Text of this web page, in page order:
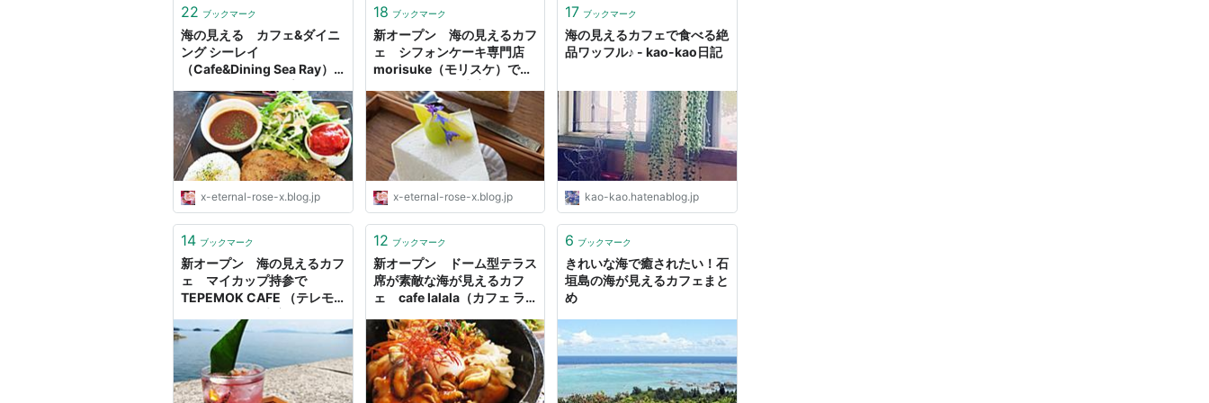
22 ブックマーク
海の見える カフェ&ダイニ
ング シーレイ
（Cafe&Dining Sea Ray）
22 : Eternal Rose （エター
ナルローズ）
x-eternal-rose-x.blog.jp
18 ブックマーク
新オープン 海の見えるカフ
ェ シフォンケーキ専門店
morisuke（モリスケ）で、
ク : Eternal Rose （エター
ナルローズ）
x-eternal-rose-x.blog.jp
17 ブックマーク
海の見えるカフェで食べる絶
品ワッフル♪ - kao-kao日記
kao-kao.hatenablog.jp
14 ブックマーク
新オープン 海の見えるカフ
ェ マイカップ持参で
TEPEMOK CAFE （テレモ
ク : Eternal Rose （エタ
ーナルローズ）
12 ブックマーク
新オープン ドーム型テラス
席が素敵な海が見えるカフ
ェ cafe lalala（カフェ ラ
海 牡蠣の石焼ビビンバ :
Eternal Rose （エターナル
ローズ）
6 ブックマーク
きれいな海で癒されたい！石
垣島の海が見えるカフェまと
め